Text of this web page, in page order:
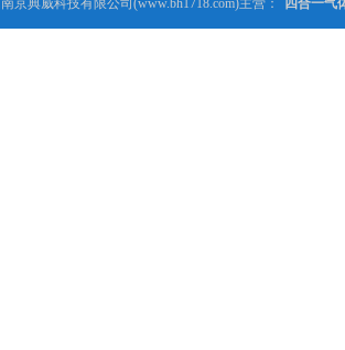
南京典威科技有限公司(www.bh1718.com)主营：
四合一气